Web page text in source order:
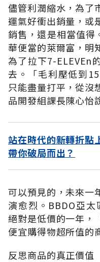
儘管利潤縮水，為了
運氣好衝出銷量，或
銷售，還是相當值得
華便當的萊爾富，明
為了拉下7-ELEVEn
去。「毛利壓低到
只能盡量打平，從沒
品開發組課長陳心怡
站在時代的新轉折點
帶你破局而出？
可以預見的，未來一
演愈烈。BBDO亞
絕對是低價的一年，
便宜購得物超所值的
反思商品的真正價值